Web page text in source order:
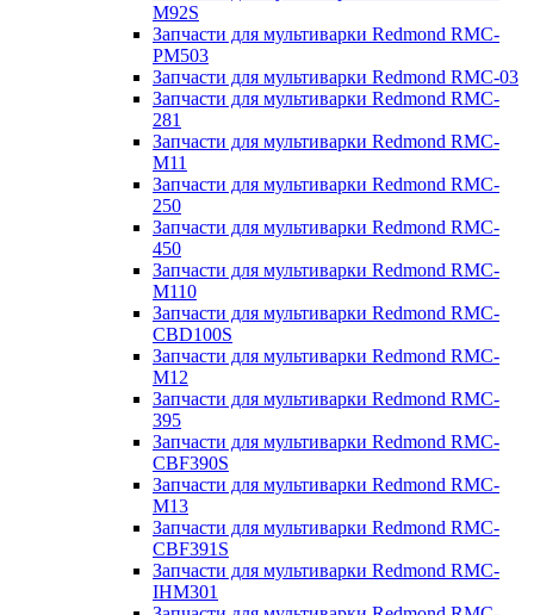
M92S
Запчасти для мультиварки Redmond RMC-
PM503
Запчасти для мультиварки Redmond RMC-03
Запчасти для мультиварки Redmond RMC-
281
Запчасти для мультиварки Redmond RMC-
M11
Запчасти для мультиварки Redmond RMC-
250
Запчасти для мультиварки Redmond RMC-
450
Запчасти для мультиварки Redmond RMC-
M110
Запчасти для мультиварки Redmond RMC-
CBD100S
Запчасти для мультиварки Redmond RMC-
M12
Запчасти для мультиварки Redmond RMC-
395
Запчасти для мультиварки Redmond RMC-
CBF390S
Запчасти для мультиварки Redmond RMC-
M13
Запчасти для мультиварки Redmond RMC-
CBF391S
Запчасти для мультиварки Redmond RMC-
IHM301